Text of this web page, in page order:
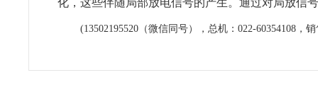
化，这些伴随局部放电信号的产生。通过对局放信
(13502195520（微信同号），总机：022-60354108，